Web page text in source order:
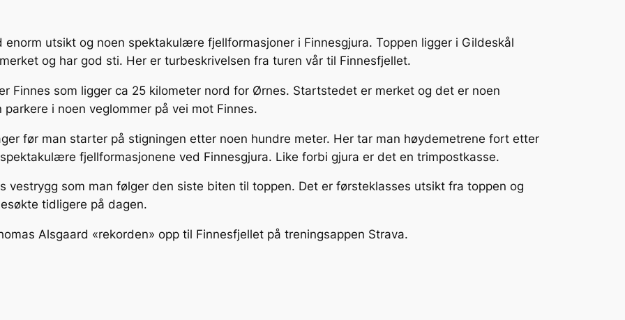
utsikt og noen spektakulære fjellformasjoner i Finnesgjura. Toppen ligger i Gildeskål
og har god sti. Her er turbeskrivelsen fra turen vår til Finnesfjellet.
Finnes som ligger ca 25 kilometer nord for Ørnes. Startstedet er merket og det er noen
i noen veglommer på vei mot Finnes.
før man starter på stigningen etter noen hundre meter. Her tar man høydemetrene fort etter
fjellformasjonene ved Finnesgjura. Like forbi gjura er det en trimpostkasse.
vestrygg som man følger den siste biten til toppen. Det er førsteklasses utsikt fra toppen og
tidligere på dagen.
Alsgaard «rekorden» opp til Finnesfjellet på treningsappen Strava.